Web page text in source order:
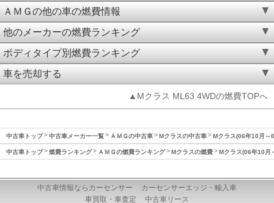
ＡＭＧの他の車の燃費情報
他のメーカーの燃費ランキング
ボディタイプ別燃費ランキング
車を売却する
▲Mクラス ML63 4WDの燃費TOPへ
中古車トップ 中古車メーカー一覧 ＡＭＧの中古車 Mクラスの中古車 Mクラス(06年10月～
中古車トップ 燃費ランキング ＡＭＧの燃費ランキング Mクラスの燃費 Mクラス(06年10月
中古車情報ならカーセンサー
カーセンサーエッジ・輸入車
車買取・車査定
中古車リース